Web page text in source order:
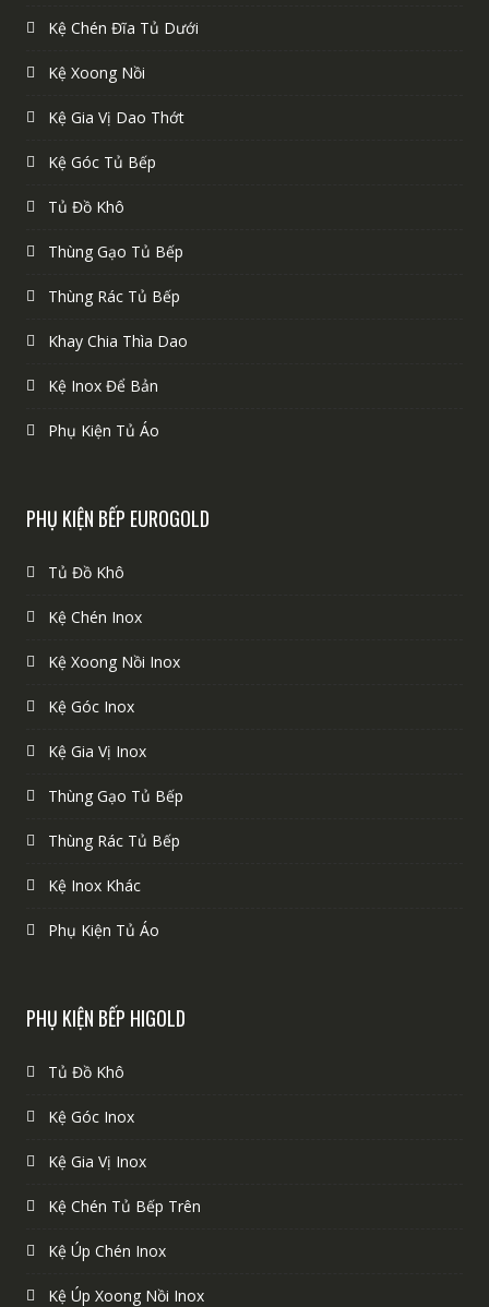
Kệ Chén Đĩa Tủ Dưới
Kệ Xoong Nồi
Kệ Gia Vị Dao Thớt
Kệ Góc Tủ Bếp
Tủ Đồ Khô
Thùng Gạo Tủ Bếp
Thùng Rác Tủ Bếp
Khay Chia Thìa Dao
Kệ Inox Để Bản
Phụ Kiện Tủ Áo
PHỤ KIỆN BẾP EUROGOLD
Tủ Đồ Khô
Kệ Chén Inox
Kệ Xoong Nồi Inox
Kệ Góc Inox
Kệ Gia Vị Inox
Thùng Gạo Tủ Bếp
Thùng Rác Tủ Bếp
Kệ Inox Khác
Phụ Kiện Tủ Áo
PHỤ KIỆN BẾP HIGOLD
Tủ Đồ Khô
Kệ Góc Inox
Kệ Gia Vị Inox
Kệ Chén Tủ Bếp Trên
Kệ Úp Chén Inox
Kệ Úp Xoong Nồi Inox